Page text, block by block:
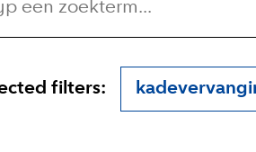
filters: